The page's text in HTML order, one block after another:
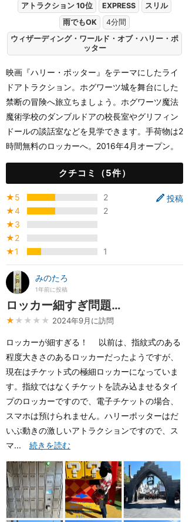
アトラクション 10位
EXPRESS
スリル
雨でもOK
4分間
ウィザーディング・ワールド・オブ・ハリー・ポ
ッター
映画『ハリー・ポッター』をテーマにしたライ
ドアトラクション。ホグワーツ城を舞台にした
禁断の冒険へ旅立ちましょう。ホグワーツ魔法
魔術学校のダンブルドアの校長室やグリフィン
ドールの談話室などを見学できます。手荷物は2
時間無料のロッカーへ。2016年4月オープン。
クチコミ（5件）
投稿
★5
2
★4
2
★3
★2
★1
1
みのたろ
1年前に投稿
ロッカー細すぎ問題…
★ ★★★★ 2024年9月に訪問
ロッカーが細すぎる！ 以前は、指紋式のある
程度大きさのあるロッカーだったようですが、
現在はチケット式の極細ロッカーになっていま
す。指紋ではなくチケットを読み込ませるタイ
プのロッカーですので、電子チケットの場合、
スマホは預けられません。ハリーポッターはだ
いぶ動きの激しいアトラクションですので、ス
マ... 続きを読む